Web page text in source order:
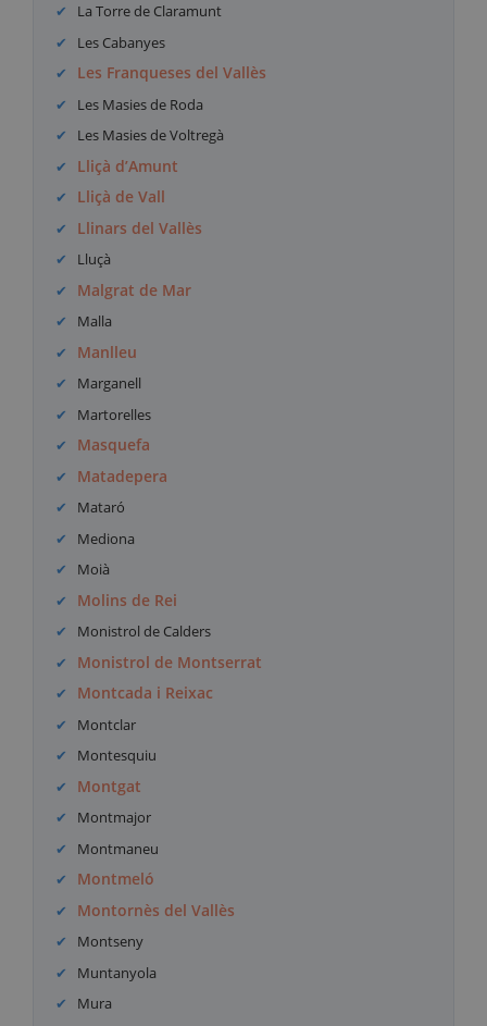
La Torre de Claramunt
Les Cabanyes
Les Franqueses del Vallès
Les Masies de Roda
Les Masies de Voltregà
Lliçà d’Amunt
Lliçà de Vall
Llinars del Vallès
Lluçà
Malgrat de Mar
Malla
Manlleu
Marganell
Martorelles
Masquefa
Matadepera
Mataró
Mediona
Moià
Molins de Rei
Monistrol de Calders
Monistrol de Montserrat
Montcada i Reixac
Montclar
Montesquiu
Montgat
Montmajor
Montmaneu
Montmeló
Montornès del Vallès
Montseny
Muntanyola
Mura